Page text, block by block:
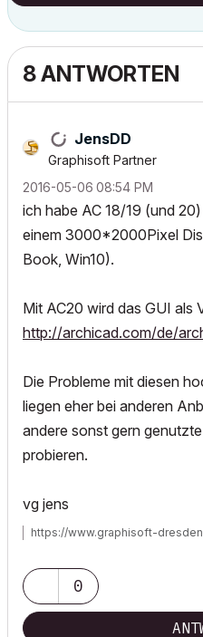
8 ANTWORTEN
JensDD
Graphisoft Partner
‎2016-05-06 08:54 PM
ich habe AC 18/19 (und
einem 3000*2000Pixel
Book, Win10).
Mit AC20 wird das GUI als
http://archicad.com/de/
Die Probleme mit diesen
liegen eher bei anderen
andere sonst gern
probieren.
vg jens
https://www.graphisoft-
0